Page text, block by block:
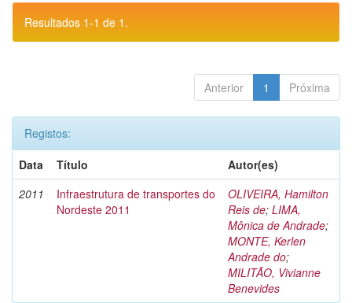
Resultados 1-1 de 1.
Anterior 1 Próxima
Registos:
Data
Título
Autor(es)
2011
Infraestrutura de transportes do
Nordeste 2011
OLIVEIRA, Hamilton
Reis de; LIMA,
Mônica de Andrade;
MONTE, Kerlen
Andrade do;
MILITÃO, Vivianne
Benevides